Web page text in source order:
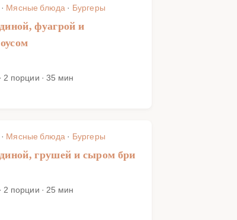
Мясные блюда · Бургеры
фуагрой и
2 порции · 35 мин
Мясные блюда · Бургеры
грушей и сыром бри
2 порции · 25 мин